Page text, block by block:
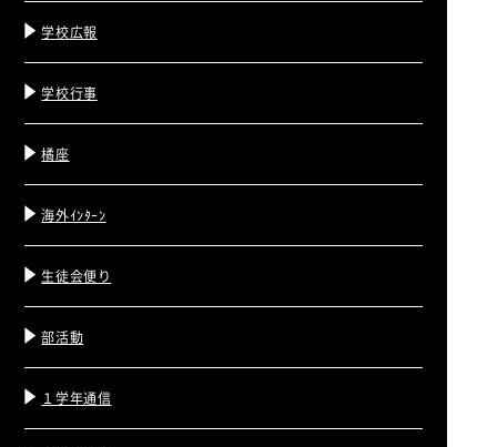
学校広報
学校行事
橘座
海外ｲﾝﾀｰﾝ
生徒会便り
部活動
１学年通信